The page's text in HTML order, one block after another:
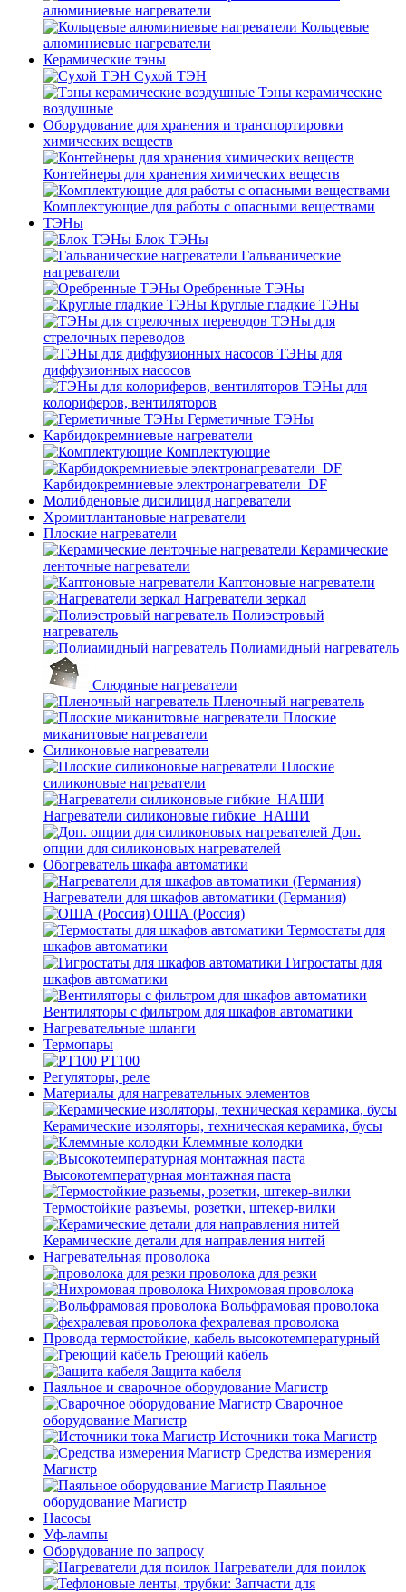
алюминиевые нагреватели
Кольцевые
алюминиевые нагреватели
Керамические тэны
Сухой ТЭН
Тэны керамические
воздушные
Оборудование для хранения и транспортировки
химических веществ
Контейнеры для хранения химических веществ
Комплектующие для работы с опасными веществами
ТЭНы
Блок ТЭНы
Гальванические
нагреватели
Оребренные ТЭНы
Круглые гладкие ТЭНы
ТЭНы для
стрелочных переводов
ТЭНы для
диффузионных насосов
ТЭНы для
колориферов, вентиляторов
Герметичные ТЭНы
Карбидокремниевые нагреватели
Комплектующие
Карбидокремниевые электронагреватели_DF
Молибденовые дисилицид нагреватели
Хромитлантановые нагреватели
Плоские нагреватели
Керамические
ленточные нагреватели
Каптоновые нагреватели
Нагреватели зеркал
Полиэстровый
нагреватель
Полиамидный нагреватель
Слюдяные нагреватели
Пленочный нагреватель
Плоские
миканитовые нагреватели
Силиконовые нагреватели
Плоские
силиконовые нагреватели
Нагреватели силиконовые гибкие_НАШИ
Доп.
опции для силиконовых нагревателей
Обогреватель шкафа автоматики
Нагреватели для шкафов автоматики (Германия)
ОША (Россия)
Термостаты для
шкафов автоматики
Гигростаты для
шкафов автоматики
Вентиляторы с фильтром для шкафов автоматики
Нагревательные шланги
Термопары
PT100
Регуляторы, реле
Материалы для нагревательных элементов
Керамические изоляторы, техническая керамика, бусы
Клеммные колодки
Высокотемпературная монтажная паста
Термостойкие разъемы, розетки, штекер-вилки
Керамические детали для направления нитей
Нагревательная проволока
проволока для резки
Нихромовая проволока
Вольфрамовая проволока
фехралевая проволока
Провода термостойкие, кабель высокотемпературный
Греющий кабель
Защита кабеля
Паяльное и сварочное оборудование Магистр
Сварочное
оборудование Магистр
Источники тока Магистр
Средства измерения
Магистр
Паяльное
оборудование Магистр
Насосы
Уф-лампы
Оборудование по запросу
Нагреватели для поилок